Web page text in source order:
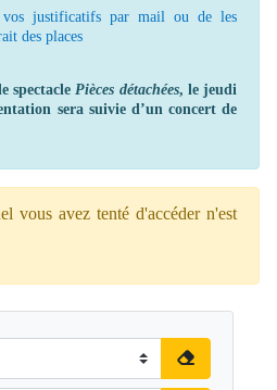
justificatifs par mail ou de les
des places
spectaclePièces détachées, le jeudi
sera suivie d’un concert de
vous avez tenté d'accéder n'est